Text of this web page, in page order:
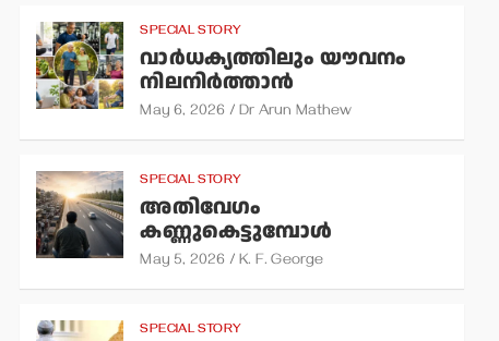
SPECIAL STORY
വാര്‍ധക്യത്തിലും യൗവനം
നിലനിര്‍ത്താന്‍
May 6, 2026 Dr Arun Mathew
SPECIAL STORY
അതിവേഗം
കണ്ണുകെട്ടുമ്പോള്‍
May 5, 2026 K. F. George
SPECIAL STORY